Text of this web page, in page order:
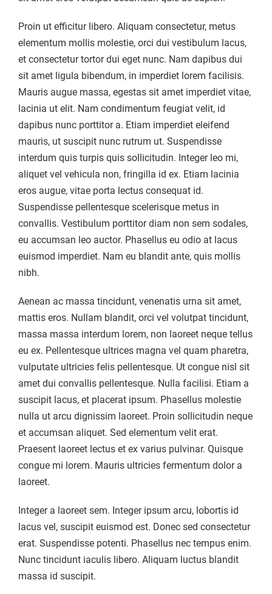
Proin ut efficitur libero. Aliquam consectetur, metus
elementum mollis molestie, orci dui vestibulum lacus,
et consectetur tortor dui eget nunc. Nam dapibus dui
sit amet ligula bibendum, in imperdiet lorem facilisis.
Mauris augue massa, egestas sit amet imperdiet vitae,
lacinia ut elit. Nam condimentum feugiat velit, id
dapibus nunc porttitor a. Etiam imperdiet eleifend
mauris, ut suscipit nunc rutrum ut. Suspendisse
interdum quis turpis quis sollicitudin. Integer leo mi,
aliquet vel vehicula non, fringilla id ex. Etiam lacinia
eros augue, vitae porta lectus consequat id.
Suspendisse pellentesque scelerisque metus in
convallis. Vestibulum porttitor diam non sem sodales,
eu accumsan leo auctor. Phasellus eu odio at lacus
euismod imperdiet. Nam eu blandit ante, quis mollis
nibh.
Aenean ac massa tincidunt, venenatis urna sit amet,
mattis eros. Nullam blandit, orci vel volutpat tincidunt,
massa massa interdum lorem, non laoreet neque tellus
eu ex. Pellentesque ultrices magna vel quam pharetra,
vulputate ultricies felis pellentesque. Ut congue nisl sit
amet dui convallis pellentesque. Nulla facilisi. Etiam a
suscipit lacus, et placerat ipsum. Phasellus molestie
nulla ut arcu dignissim laoreet. Proin sollicitudin neque
et accumsan aliquet. Sed elementum velit erat.
Praesent laoreet lectus et ex varius pulvinar. Quisque
congue mi lorem. Mauris ultricies fermentum dolor a
laoreet.
Integer a laoreet sem. Integer ipsum arcu, lobortis id
lacus vel, suscipit euismod est. Donec sed consectetur
erat. Suspendisse potenti. Phasellus nec tempus enim.
Nunc tincidunt iaculis libero. Aliquam luctus blandit
massa id suscipit.